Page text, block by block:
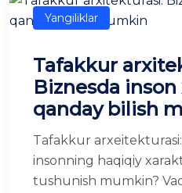
Yangiliklar
Tafakkur
Biznesda
qanday bilish
Tafakkur
insonning haqiqiy
tushunish mumkin?